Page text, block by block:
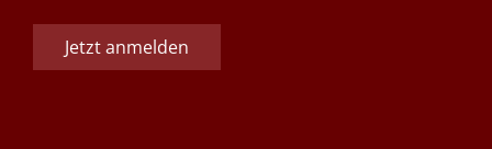
Jetzt anmelden